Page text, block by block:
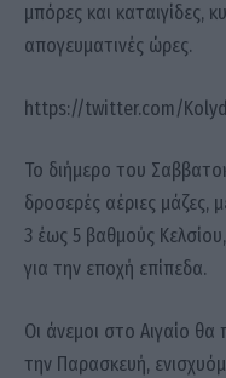
μπόρες και καταιγίδες,
απογευματινές ώρες.
https://twitter.com/
Το διήμερο του
δροσερές αέριες μάζες,
3 έως 5 βαθμούς
για την εποχή επίπεδα.
Οι άνεμοι στο Αιγαίο
την Παρασκευή,